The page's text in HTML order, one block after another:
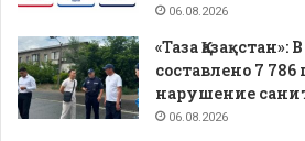
06.08.2026
«Таза Қазақстан»:
составлено 7 786
нарушение
06.08.2026